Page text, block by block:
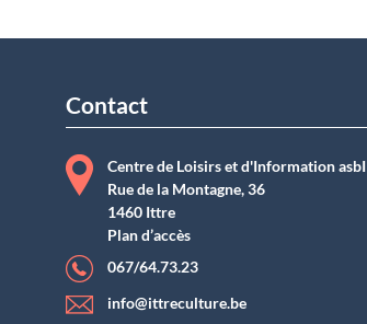
Contact
Centre de Loisirs et d'Information asbI
Rue de la Montagne, 36
1460 Ittre
Plan d’accès
067/64.73.23
info@ittreculture.be